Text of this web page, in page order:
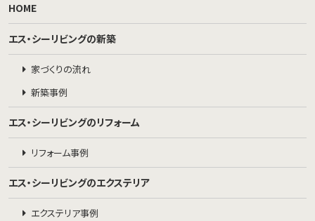
HOME
エス・シーリビングの新築
家づくりの流れ
新築事例
エス・シーリビングのリフォーム
リフォーム事例
エス・シーリビングのエクステリア
エクステリア事例